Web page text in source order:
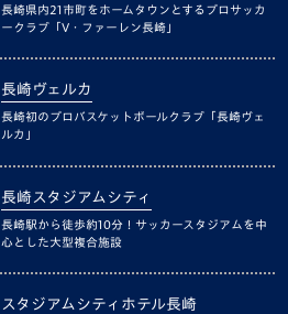
長崎県内21市町をホームタウンとするプロサッカ
ークラブ「V・ファーレン長崎」
長崎ヴェルカ
長崎初のプロバスケットボールクラブ「長崎ヴェ
ルカ」
長崎スタジアムシティ
長崎駅から徒歩約10分！サッカースタジアムを中
心とした大型複合施設
スタジアムシティホテル長崎